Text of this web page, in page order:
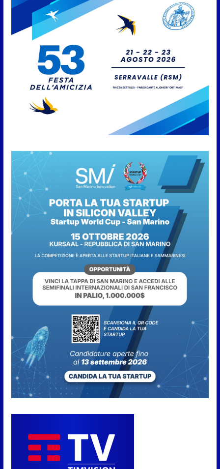
San Marino. “Cena Tramonto &
Live” una serata di
divertimento, arte, buona
cucina e solidarietà, a Faetano.
8 Agosto 2026
Gli atleti della Federazione Judo
San Marino all’European Cup
Junior 2026 di Skopje
8 Agosto 2026